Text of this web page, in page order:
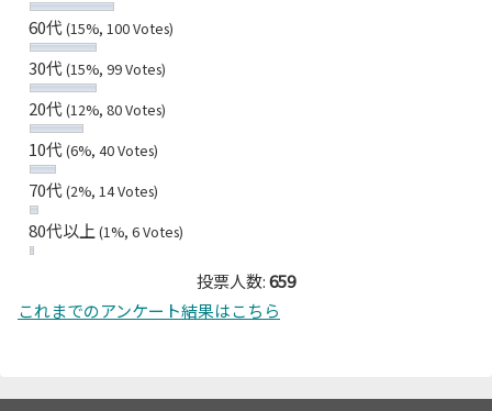
60代(15%, 100 Votes)
30代(15%, 99 Votes)
20代(12%, 80 Votes)
10代(6%, 40 Votes)
70代(2%, 14 Votes)
80代以上 (1%, 6 Votes)
投票人数:659
これまでのアンケート結果はこちら